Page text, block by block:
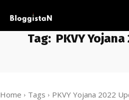
Tag: PKVY
Home Tags PKVY Yojana 2022